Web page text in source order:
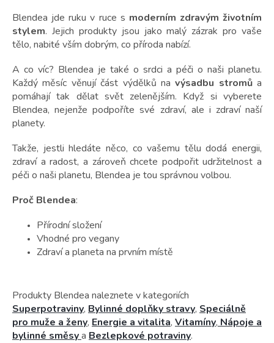
Blendea jde ruku v ruce s moderním zdravým životním
stylem. Jejich produkty jsou jako malý zázrak pro vaše
tělo, nabité vším dobrým, co příroda nabízí.
A co víc? Blendea je také o srdci a péči o naši planetu.
Každý měsíc věnují část výdělků na výsadbu stromůa
pomáhají tak dělat svět zelenějším. Když si vyberete
Blendea, nejenže podpoříte své zdraví, ale i zdraví naší
planety.
Takže, jestli hledáte něco, co vašemu tělu dodá energii,
zdraví a radost, a zároveň chcete podpořit udržitelnost a
péči o naši planetu, Blendea je tou správnou volbou.
Proč Blendea:
Přírodní složení
Vhodné pro vegany
Zdraví a planeta na prvním místě
Produkty Blendea naleznete v kategoriích
Superpotraviny, Bylinné doplňky stravy, Speciálně
pro muže a ženy, Energie a vitalita, Vitamíny, Nápoje a
bylinné směsya Bezlepkové potraviny.